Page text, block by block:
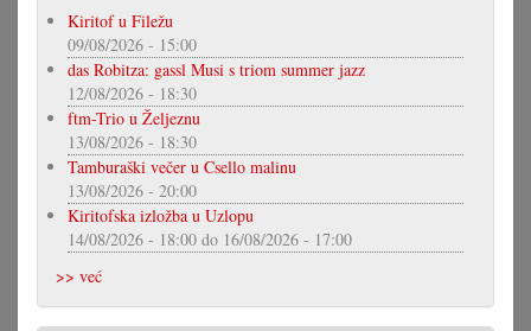
Kiritof u Filežu
09/08/2026 - 15:00
das Robitza: gassl Musi s triom summer jazz
12/08/2026 - 18:30
ftm-Trio u Željeznu
13/08/2026 - 18:30
Tamburaški večer u Csello malinu
13/08/2026 - 20:00
Kiritofska izložba u Uzlopu
14/08/2026 - 18:00 do 16/08/2026 - 17:00
>> već